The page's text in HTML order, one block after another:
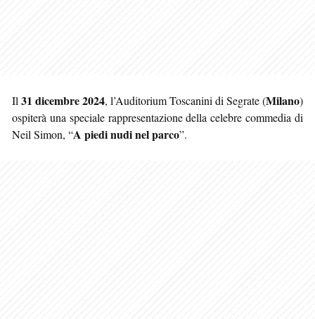
Il 31 dicembre 2024, l’Auditorium Toscanini di Segrate (Milano)
ospiterà una speciale rappresentazione della celebre commedia di
Neil Simon, “A piedi nudi nel parco”.